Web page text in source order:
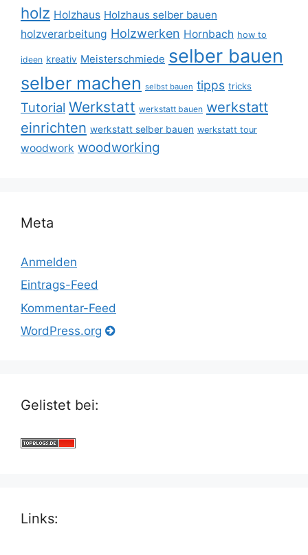
holz Holzhaus Holzhaus selber bauen
holzverarbeitung Holzwerken Hornbach how to
ideen kreativ Meisterschmiede selber bauen
selber machen selbst bauen tipps tricks
Tutorial Werkstatt werkstatt bauen werkstatt
einrichten werkstatt selber bauen werkstatt tour
woodwork woodworking
Meta
Anmelden
Eintrags-Feed
Kommentar-Feed
WordPress.org
Gelistet bei:
Links: